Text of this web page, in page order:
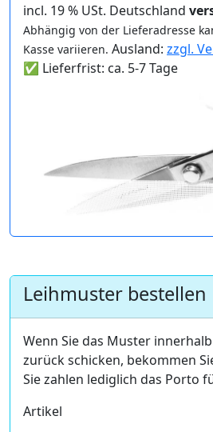
incl. 19 % USt. Deutschland
Abhängig von der Lieferadresse
Kasse variieren. Ausland: zzgl.
✅ Lieferfrist: ca. 5-7 Tage
Leihmuster bestellen
Wenn Sie das Muster
zurück schicken, bekommen
Sie zahlen lediglich das Porto
Artikel